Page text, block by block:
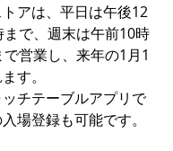
アは、平日は午後12
で、週末は午前10時
営業し、来年の1月1
す。
チテーブルアプリで
場登録も可能です。